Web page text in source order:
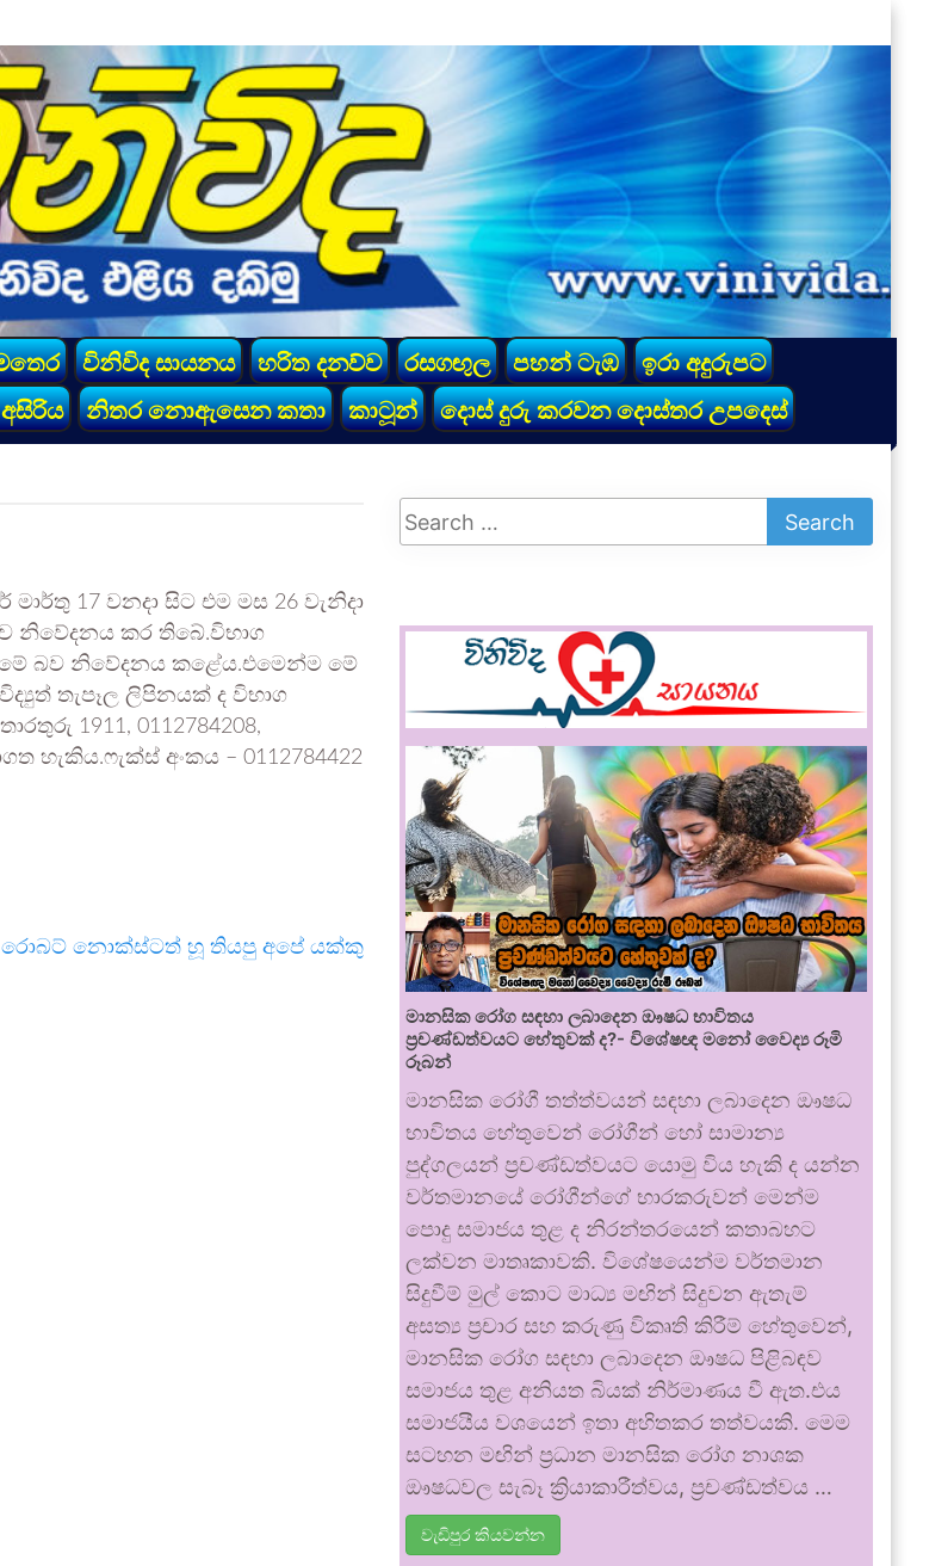
විනිවිද සායනය හරිත දනව්ව රසගඟුල පහන් ටැඹ
ඉරා අදුරුපට
නිතර නොඇසෙන කතා කාටූන් දොස් දුරු කරවන දොස්තර උපදෙස්
17 වනදා සිට එම මස 26 වැනිදා
නිවේදනය කර තිබේ.විභාග
මේ බව නිවේදනය කළේය.එමෙන්ම මේ
තැපෑල ලිපිනයක් ද විභාග
1911, 0112784208,
හැකිය.ෆැක්ස් අංකය – 0112784422
රොබට් නොක්ස්ටත් හූ තියපු අපේ යක්කු
මානසික රෝග සඳහා ලබාදෙන ඖෂධ භාවිතය
ප්‍රචණ්ඩත්වයට හේතුවක් ද?- විශේෂඥ මනෝ වෛද්‍ය රූමි
රූබන්
මානසික රෝගී තත්ත්වයන් සඳහා ලබාදෙන ඖෂධ
භාවිතය හේතුවෙන් රෝගීන් හෝ සාමාන්‍ය
පුද්ගලයන් ප්‍රචණ්ඩත්වයට යොමු විය හැකි ද යන්න
වර්තමානයේ රෝගීන්ගේ භාරකරුවන් මෙන්ම
පොදු සමාජය තුළ ද නිරන්තරයෙන් කතාබහට
ලක්වන මාතෘකාවකි. විශේෂයෙන්ම වර්තමාන
සිදුවීම් මුල් කොට මාධ්‍ය මඟින් සිදුවන ඇතැම්
අසත්‍ය ප්‍රචාර සහ කරුණු විකෘති කිරීම් හේතුවෙන්,
මානසික රෝග සඳහා ලබාදෙන ඖෂධ පිළිබඳව
සමාජය තුළ අනියත බියක් නිර්මාණය වී ඇත.එය
සමාජයීය වශයෙන් ඉතා අහිතකර තත්වයකි. මෙම
සටහන මඟින් ප්‍රධාන මානසික රෝග නාශක
ඖෂධවල සැබෑ ක්‍රියාකාරීත්වය, ප්‍රචණ්ඩත්වය …
වැඩිපුර කියවන්න